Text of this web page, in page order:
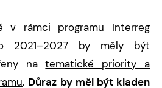
v rámci programu Interreg
2021–2027 by měly být
natematické priority a
. Důraz by měl být kladen